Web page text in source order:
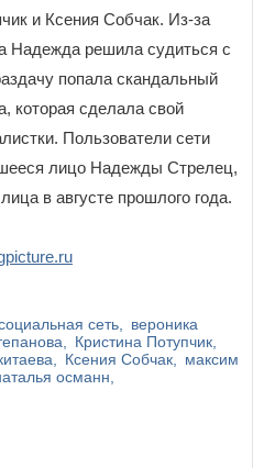
и Ксения Собчак. Из-за
Надежда решила судиться с
попала скандальный
которая сделала свой
Пользователи сети
лицо Надежды Стрелец,
в августе прошлого года.
сеть
вероника
Кристина Потупчик
Ксения Собчак
максим
османн